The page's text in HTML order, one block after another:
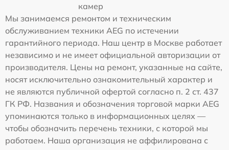
камер
Мы занимаемся ремонтом и техническим
обслуживанием техники AEG по истечении
гарантийного периода. Наш центр в Москве работает
независимо и не имеет официальной авторизации от
производителя. Цены на ремонт, указанные на сайте,
носят исключительно ознакомительный характер и
не являются публичной офертой согласно п. 2 ст. 437
ГК РФ. Названия и обозначения торговой марки AEG
упоминаются только в информационных целях —
чтобы обозначить перечень техники, с которой мы
работаем. Наша организация не аффилирована с